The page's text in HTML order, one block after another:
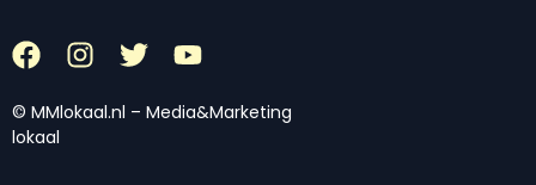
© MMlokaal.nl – Media&Marketing
lokaal